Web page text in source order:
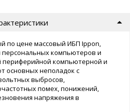
по цене массовый ИБП Ippon,
компьютеров и
периферийной компьютерной и
основных неполадок с
выбросов,
помех, понижений,
напряжения в